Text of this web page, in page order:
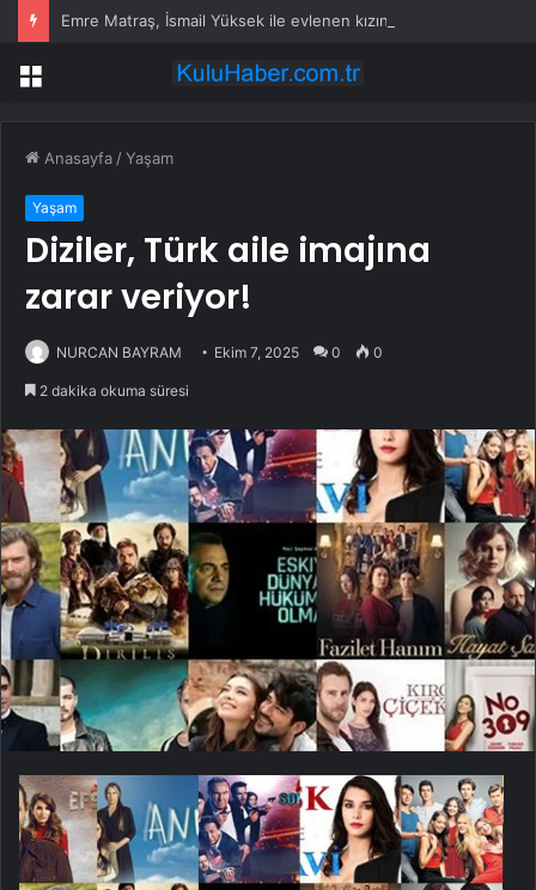
Menü
Anasayfa /Yaşam
Yaşam
Diziler, Türk aile imajına
zarar veriyor!
NURCAN BAYRAM Ekim 7, 2025 0 0
2 dakika okuma süresi